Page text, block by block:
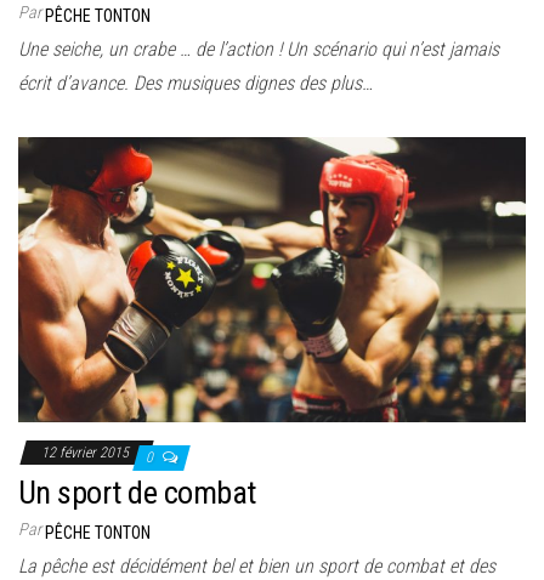
ParPÊCHE TONTON
Une seiche, un crabe … de l’action ! Un scénario qui n’est jamais
écrit d’avance. Des musiques dignes des plus…
12 février 2015 0
Un sport de combat
ParPÊCHE TONTON
La pêche est décidément bel et bien un sport de combat et des